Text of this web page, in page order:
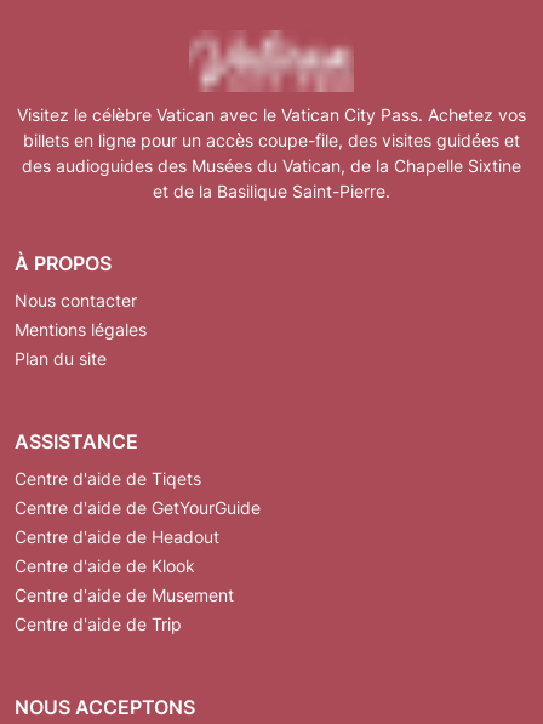
Visitez le célèbre Vatican avec le Vatican City Pass. Achetez vos
billets en ligne pour un accès coupe-file, des visites guidées et
des audioguides des Musées du Vatican, de la Chapelle Sixtine
et de la Basilique Saint-Pierre.
À PROPOS
Nous contacter
Mentions légales
Plan du site
ASSISTANCE
Centre d'aide de Tiqets
Centre d'aide de GetYourGuide
Centre d'aide de Headout
Centre d'aide de Klook
Centre d'aide de Musement
Centre d'aide de Trip
NOUS ACCEPTONS